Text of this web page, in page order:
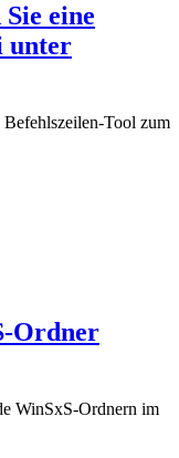
eine
unter
Tool zum
Ordner
WinSxS-Ordnern im